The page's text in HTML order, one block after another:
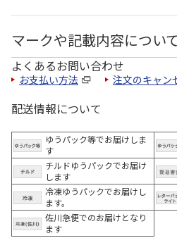
マークや記載内容につい
よくあるお問い合わせ
お支払い方法 注文のキャン
配送情報について
ゆうパック等でお届けしま
す
チルドゆうパックでお届け
します
冷凍ゆうパックでお届けし
ます。
佐川急便でのお届けとなり
ます